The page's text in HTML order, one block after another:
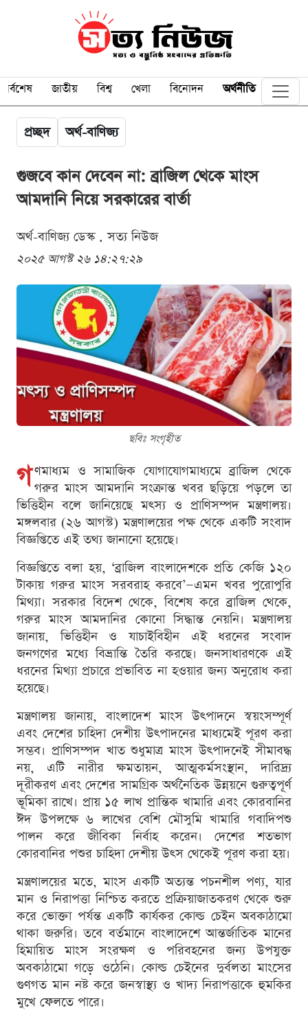
সর্বশেষ জাতীয় বিশ্ব খেলা বিনোদন অর্থনীতি
প্রচ্ছদ অর্থ-বাণিজ্য
গুজবে কান দেবেন না: ব্রাজিল থেকে মাংস
আমদানি নিয়ে সরকারের বার্তা
অর্থ-বাণিজ্য ডেস্ক . সত্য নিউজ
২০২৫ আগস্ট ২৬ ১৪:২৭:২৯
ছবিঃ সংগৃহীত
গ ণমাধ্যম ও সামাজিক যোগাযোগমাধ্যমে ব্রাজিল থেকে
গরুর মাংস আমদানি সংক্রান্ত খবর ছড়িয়ে পড়লে তা
ভিত্তিহীন বলে জানিয়েছে মৎস্য ও প্রাণিসম্পদ মন্ত্রণালয়।
মঙ্গলবার (২৬ আগস্ট) মন্ত্রণালয়ের পক্ষ থেকে একটি সংবাদ
বিজ্ঞপ্তিতে এই তথ্য জানানো হয়েছে।
বিজ্ঞপ্তিতে বলা হয়, ‘ব্রাজিল বাংলাদেশকে প্রতি কেজি ১২০
টাকায় গরুর মাংস সরবরাহ করবে’—এমন খবর পুরোপুরি
মিথ্যা। সরকার বিদেশ থেকে, বিশেষ করে ব্রাজিল থেকে,
গরুর মাংস আমদানির কোনো সিদ্ধান্ত নেয়নি। মন্ত্রণালয়
জানায়, ভিত্তিহীন ও যাচাইবিহীন এই ধরনের সংবাদ
জনগণের মধ্যে বিভ্রান্তি তৈরি করছে। জনসাধারণকে এই
ধরনের মিথ্যা প্রচারে প্রভাবিত না হওয়ার জন্য অনুরোধ করা
হয়েছে।
মন্ত্রণালয় জানায়, বাংলাদেশ মাংস উৎপাদনে স্বয়ংসম্পূর্ণ
এবং দেশের চাহিদা দেশীয় উৎপাদনের মাধ্যমেই পূরণ করা
সম্ভব। প্রাণিসম্পদ খাত শুধুমাত্র মাংস উৎপাদনেই সীমাবদ্ধ
নয়, এটি নারীর ক্ষমতায়ন, আত্মকর্মসংস্থান, দারিদ্র্য
দূরীকরণ এবং দেশের সামগ্রিক অর্থনৈতিক উন্নয়নে গুরুত্বপূর্ণ
ভূমিকা রাখে। প্রায় ১৫ লাখ প্রান্তিক খামারি এবং কোরবানির
ঈদ উপলক্ষে ৬ লাখের বেশি মৌসুমি খামারি গবাদিপশু
পালন করে জীবিকা নির্বাহ করেন। দেশের শতভাগ
কোরবানির পশুর চাহিদা দেশীয় উৎস থেকেই পূরণ করা হয়।
মন্ত্রণালয়ের মতে, মাংস একটি অত্যন্ত পচনশীল পণ্য, যার
মান ও নিরাপত্তা নিশ্চিত করতে প্রক্রিয়াজাতকরণ থেকে শুরু
করে ভোক্তা পর্যন্ত একটি কার্যকর কোল্ড চেইন অবকাঠামো
থাকা জরুরি। তবে বর্তমানে বাংলাদেশে আন্তর্জাতিক মানের
হিমায়িত মাংস সংরক্ষণ ও পরিবহনের জন্য উপযুক্ত
অবকাঠামো গড়ে ওঠেনি। কোল্ড চেইনের দুর্বলতা মাংসের
গুণগত মান নষ্ট করে জনস্বাস্থ্য ও খাদ্য নিরাপত্তাকে হুমকির
মুখে ফেলতে পারে।